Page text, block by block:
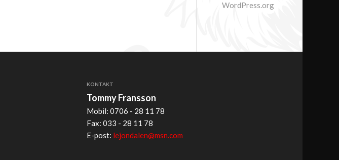
WordPress.org
KONTAKT
Tommy Fransson
Mobil: 0706 - 28 11 78
Fax: 033 - 28 11 78
E-post: lejondalen@msn.com